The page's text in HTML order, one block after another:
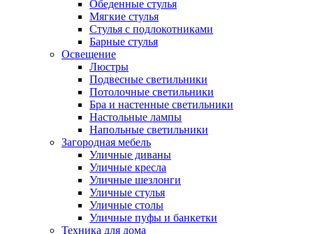
Обеденные стулья
Мягкие стулья
Стулья с подлокотниками
Барные стулья
Освещение
Люстры
Подвесные светильники
Потолочные светильники
Бра и настенные светильники
Настольные лампы
Напольные светильники
Загородная мебель
Уличные диваны
Уличные кресла
Уличные шезлонги
Уличные стулья
Уличные столы
Уличные пуфы и банкетки
Техника для дома